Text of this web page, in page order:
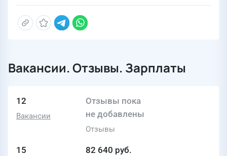
Вакансии. Отзывы. Зарплаты
12
Вакансии
Отзывы пока
не добавлены
Отзывы
15 82 640 руб.